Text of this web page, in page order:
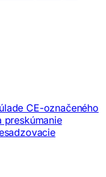
CE-označeného